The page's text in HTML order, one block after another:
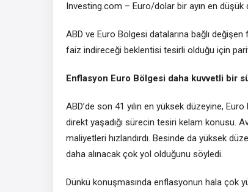
Investing.com – Euro/dolar bir ayın en
ABD ve Euro Bölgesi datalarına bağlı değişen
faiz indireceği beklentisi tesirli olduğu için
Enflasyon Euro Bölgesi daha kuvvetli bir
ABD’de son 41 yılın en yüksek düzeyine, Euro
direkt yaşadığı sürecin tesiri kelam konusu.
maliyetleri hızlandırdı. Besinde da yüksek
daha alınacak çok yol olduğunu söyledi.
Dünkü konuşmasında enflasyonun hala çok